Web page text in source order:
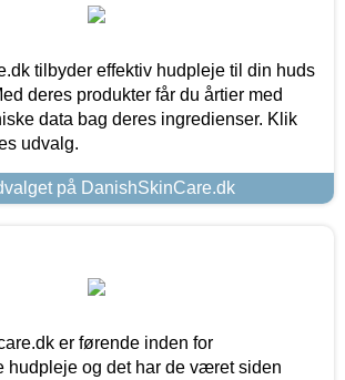
tilbyder effektiv hudpleje til din huds
deres produkter får du årtier med
data bag deres ingredienser. Klik
udvalg.
på DanishSkinCare.dk
er førende inden for
hudpleje og det har de været siden